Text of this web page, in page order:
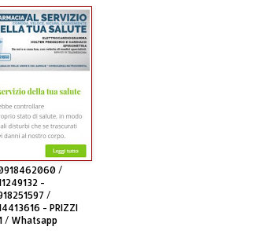
/
-
/
- PRIZZI
/ Whatsapp